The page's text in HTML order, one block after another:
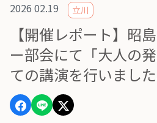
2026 02.19 立川
【開催レポート】昭
ー部会にて「大人の
ての講演を行いました